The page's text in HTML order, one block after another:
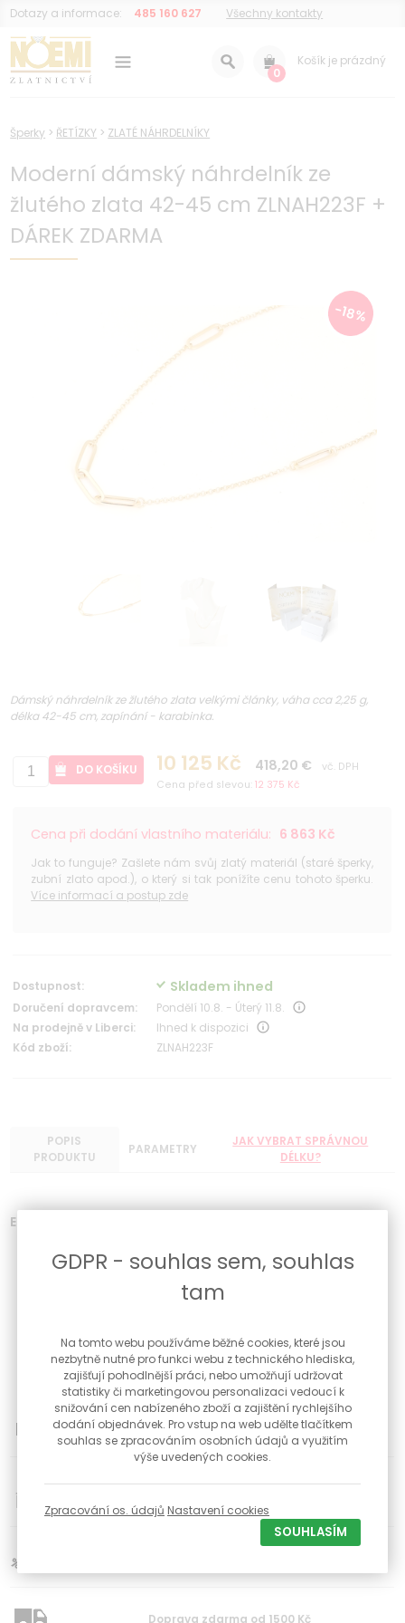
Dotazy a informace: 485 160 627 Všechny kontakty
0
Košík je prázdný
Šperky > ŘETÍZKY > ZLATÉ NÁHRDELNÍKY
Moderní dámský náhrdelník ze
žlutého zlata 42-45 cm ZLNAH223F +
DÁREK ZDARMA
-18%
Dámský náhrdelník ze žlutého zlata velkými články, váha cca 2,25 g,
délka 42-45 cm, zapínání - karabinka.
DO KOŠÍKU 10 125 Kč 418,20 €
vč. DPH
Cena před slevou:12 375 Kč
Cena při dodání vlastního materiálu: 6 863 Kč
Jak to funguje? Zašlete nám svůj zlatý materiál (staré šperky,
zubní zlato apod.), o který si tak ponížíte cenu tohoto šperku.
Více informací a postup zde
Dostupnost: Skladem ihned
Doručení dopravcem:
Pondělí 10.8. - Úterý 11.8.
Na prodejně v Liberci:
Ihned k dispozici
Kód zboží:
ZLNAH223F
POPIS
PRODUKTU
PARAMETRY
JAK VYBRAT SPRÁVNOU
DÉLKU?
Efektní dámský náhrdelník ze žlutého zlata velkými oky
Žluté zlato
Ryzost 14 Karátů - 585/1000
Zapínání - karabinka
Součástí šperku je dárková krabička a certifikát pravosti zlata
možnost vrácení zboží do 30 dnů
34
Poctivé české klenotnictví s kamennou prodejnou a
Doprava zdarma od 1500 Kč
GDPR - souhlas sem, souhlas
tam
Na tomto webu používáme běžné cookies, které jsou
nezbytně nutné pro funkci webu z technického hlediska,
zajišťují pohodlnější práci, nebo umožňují udržovat
statistiky či marketingovou personalizaci vedoucí k
snižování cen nabízeného zboží a zajištění rychlejšího
dodání objednávek. Pro vstup na web udělte tlačítkem
souhlas se zpracováním osobních údajů a využitím
výše uvedených cookies.
Zpracování os. údajů Nastavení cookies
SOUHLASÍM